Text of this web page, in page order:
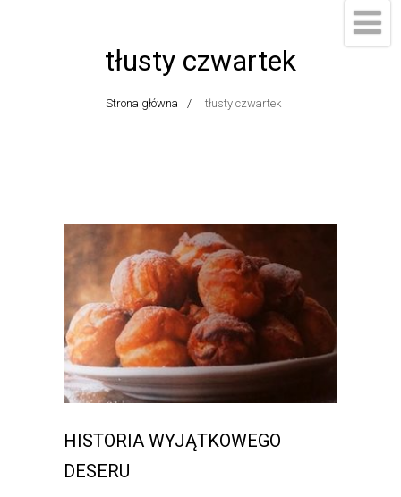
tłusty czwartek
Strona główna tłusty czwartek
HISTORIA WYJĄTKOWEGO
DESERU